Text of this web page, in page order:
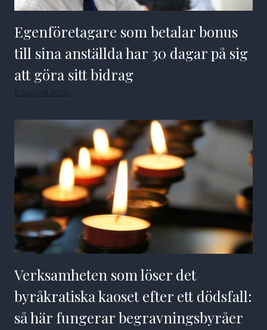
Egenföretagare som betalar bonus
till sina anställda har 30 dagar på sig
att göra sitt bidrag
8 augusti 2026
Verksamheten som löser det
byråkratiska kaoset efter ett dödsfall:
så här fungerar begravningsbyråer